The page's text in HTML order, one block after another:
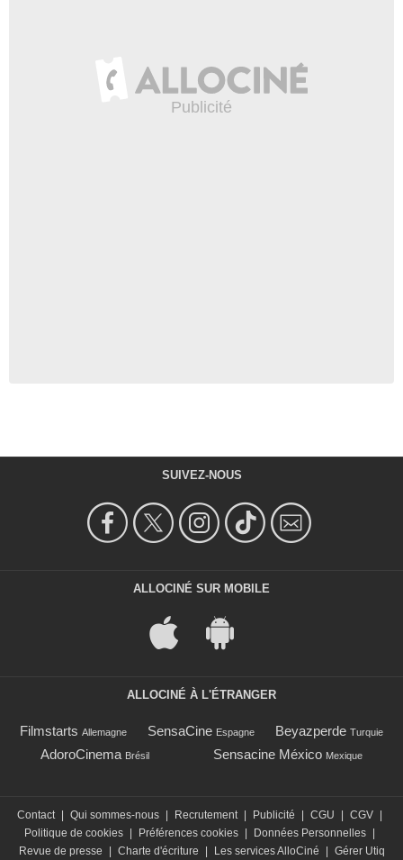
SUIVEZ-NOUS
ALLOCINÉ SUR MOBILE
ALLOCINÉ À L'ÉTRANGER
Filmstarts Allemagne SensaCine Espagne Beyazperde Turquie
AdoroCinema Brésil Sensacine México Mexique
Contact Qui sommes-nous Recrutement Publicité CGU CGV
Politique de cookies
Préférences cookies Données Personnelles
Revue de presse
Charte d'écriture Les services AlloCiné Gérer Utiq